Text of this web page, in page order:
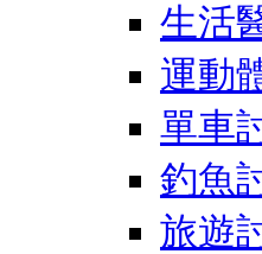
生活
運動
單車
釣魚
旅遊